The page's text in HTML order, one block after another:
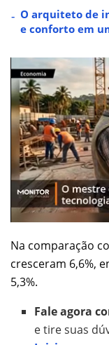
O arquiteto de
e conforto em
Na comparação
cresceram 6,6%,
5,3%.
Fale agora
e tire suas